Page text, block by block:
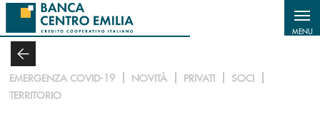
Salta al contenuto principale
MENU
EMERGENZA COVID-19 NOVITÀ PRIVATI
SOCI
TERRITORIO